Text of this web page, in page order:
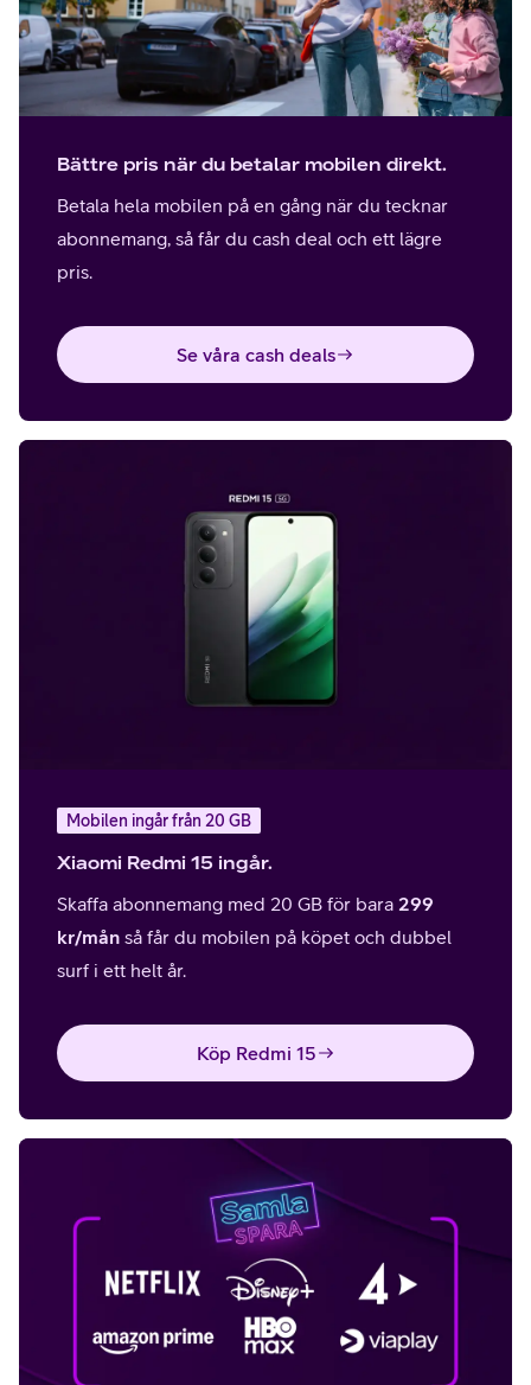
Bättre pris när du betalar mobilen direkt.
Betala hela mobilen på en gång när du tecknar
abonnemang, så får du cash deal och ett lägre
pris.
Se våra cash deals
Mobilen ingår från 20 GB
Xiaomi Redmi 15 ingår.
Skaffa abonnemang med 20 GB för bara 299
kr/mån så får du mobilen på köpet och dubbel
surf i ett helt år.
Köp Redmi 15